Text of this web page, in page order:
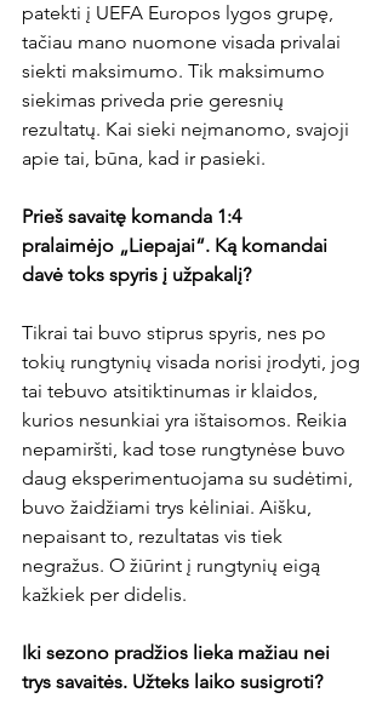
patekti į UEFA Europos lygos grupę,
tačiau mano nuomone visada privalai
siekti maksimumo. Tik maksimumo
siekimas priveda prie geresnių
rezultatų. Kai sieki neįmanomo, svajoji
apie tai, būna, kad ir pasieki.
Prieš savaitę komanda 1:4
pralaimėjo „Liepajai“. Ką komandai
davė toks spyris į užpakalį?
Tikrai tai buvo stiprus spyris, nes po
tokių rungtynių visada norisi įrodyti, jog
tai tebuvo atsitiktinumas ir klaidos,
kurios nesunkiai yra ištaisomos. Reikia
nepamiršti, kad tose rungtynėse buvo
daug eksperimentuojama su sudėtimi,
buvo žaidžiami trys kėliniai. Aišku,
nepaisant to, rezultatas vis tiek
negražus. O žiūrint į rungtynių eigą
kažkiek per didelis.
Iki sezono pradžios lieka mažiau nei
trys savaitės. Užteks laiko susigroti?